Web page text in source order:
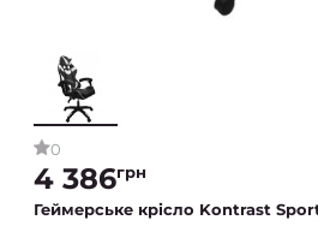
0
4 386грн
Геймерське крісло Kontrast